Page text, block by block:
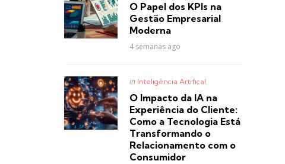
O Papel dos KPIs na
Gestão Empresarial
Moderna
4 semanas ago
Posted
in Inteligência Artifical
O Impacto da IA na
Experiência do Cliente:
Como a Tecnologia Está
Transformando o
Relacionamento com o
Consumidor